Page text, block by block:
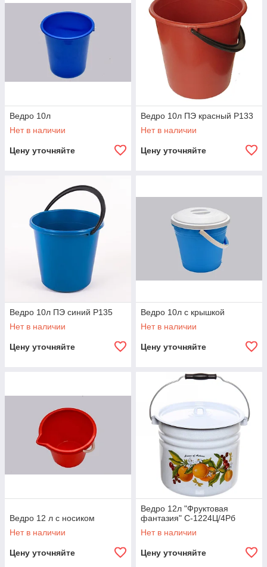
Ведро 10л
Нет в наличии
Цену уточняйте
Ведро 10л ПЭ красный Р133
Нет в наличии
Цену уточняйте
Ведро 10л ПЭ синий Р135
Нет в наличии
Цену уточняйте
Ведро 10л с крышкой
Нет в наличии
Цену уточняйте
Ведро 12 л с носиком
Нет в наличии
Цену уточняйте
Ведро 12л "Фруктовая
фантазия" С-1224Ц/4Рб
Нет в наличии
Цену уточняйте